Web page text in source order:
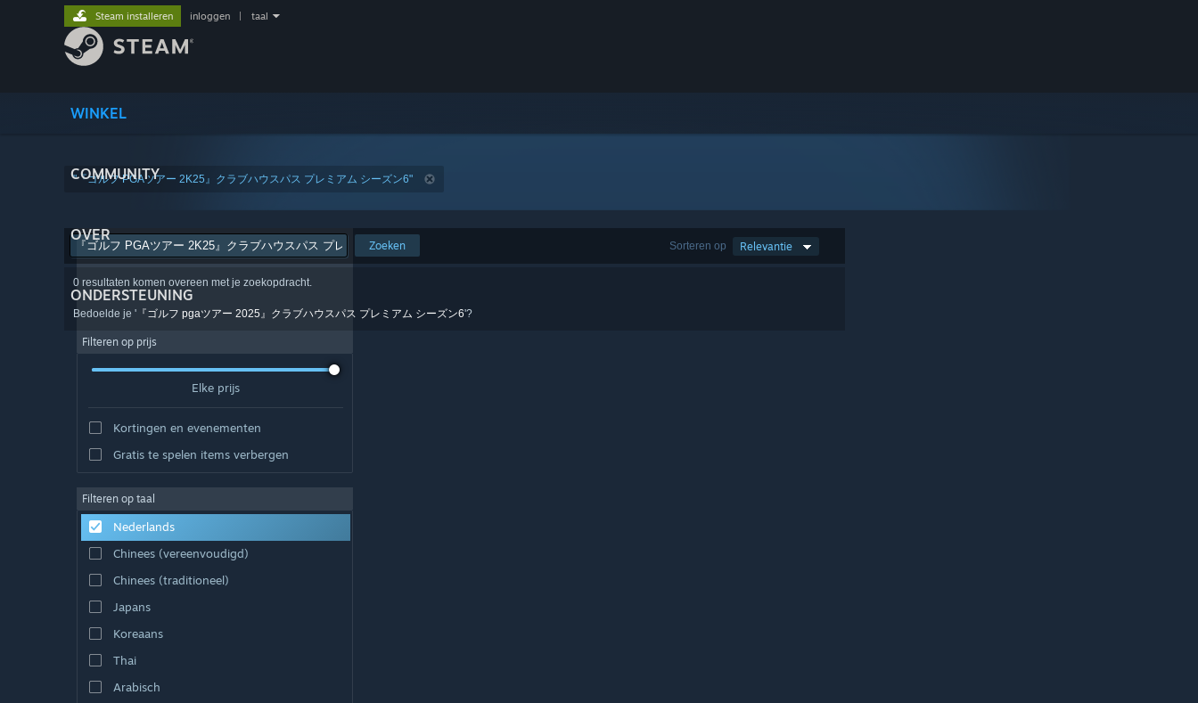
WINKEL
COMMUNITY
OVER
ONDERSTEUNING
Steam installeren inloggen taal
"『ゴルフ PGAツアー 2K25』クラブハウスパス プレミアム シーズン6"
Sorteren op Relevantie
Zoeken
0 resultaten komen overeen met je zoekopdracht.
Bedoelde je ' 『ゴルフ pgaツアー 2025』クラブハウスパス プレミアム シーズン6'?
Filteren op prijs
Elke prijs
Kortingen en evenementen
Gratis te spelen items verbergen
Filteren op taal
Nederlands
Chinees (vereenvoudigd)
Chinees (traditioneel)
Japans
Koreaans
Thai
Arabisch